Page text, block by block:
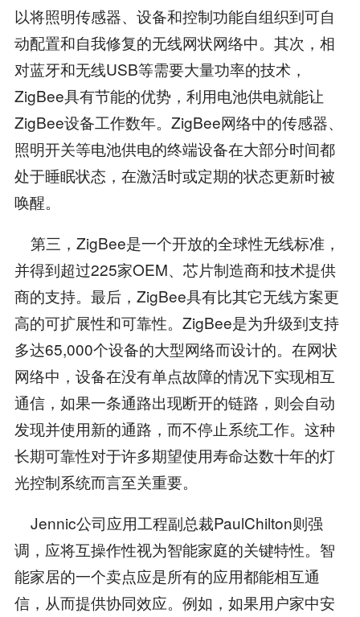
以将照明传感器、设备和控制功能自组织到可自
动配置和自我修复的无线网状网络中。其次，相
对蓝牙和无线USB等需要大量功率的技术，
ZigBee具有节能的优势，利用电池供电就能让
ZigBee设备工作数年。ZigBee网络中的传感器、
照明开关等电池供电的终端设备在大部分时间都
处于睡眠状态，在激活时或定期的状态更新时被
唤醒。
第三，ZigBee是一个开放的全球性无线标准，
并得到超过225家OEM、芯片制造商和技术提供
商的支持。最后，ZigBee具有比其它无线方案更
高的可扩展性和可靠性。ZigBee是为升级到支持
多达65,000个设备的大型网络而设计的。在网状
网络中，设备在没有单点故障的情况下实现相互
通信，如果一条通路出现断开的链路，则会自动
发现并使用新的通路，而不停止系统工作。这种
长期可靠性对于许多期望使用寿命达数十年的灯
光控制系统而言至关重要。
Jennic公司应用工程副总裁PaulChilton则强
调，应将互操作性视为智能家庭的关键特性。智
能家居的一个卖点应是所有的应用都能相互通
信，从而提供协同效应。例如，如果用户家中安